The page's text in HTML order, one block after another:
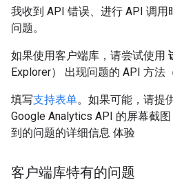
我收到 API 错误、进行 API 调
问题。
如果使用客户端库，请尝试使用
Explorer） 出现问题的 API 方法
填写支持表单。如果可能，请提
Google Analytics API 的屏幕截
到的问题的详细信息 体验
客户端库特有的问题